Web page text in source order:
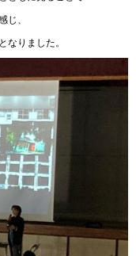
じ、
なりました。